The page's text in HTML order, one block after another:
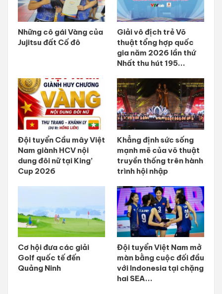
Những cô gái Vàng của
Jujitsu đất Cố đô
Giải vô địch trẻ Võ
thuật tổng hợp quốc
gia năm 2026 lần thứ
Nhất thu hút 195...
Đội tuyển Cầu mây Việt
Nam giành HCV nội
dung đôi nữ tại King’
Cup 2026
Khẳng định sức sống
mạnh mẽ của võ thuật
truyền thống trên hành
trình hội nhập
Cơ hội đưa các giải
Golf quốc tế đến
Quảng Ninh
Đội tuyển Việt Nam mở
màn bằng cuộc đối đầu
với Indonesia tại chặng
hai SEA...